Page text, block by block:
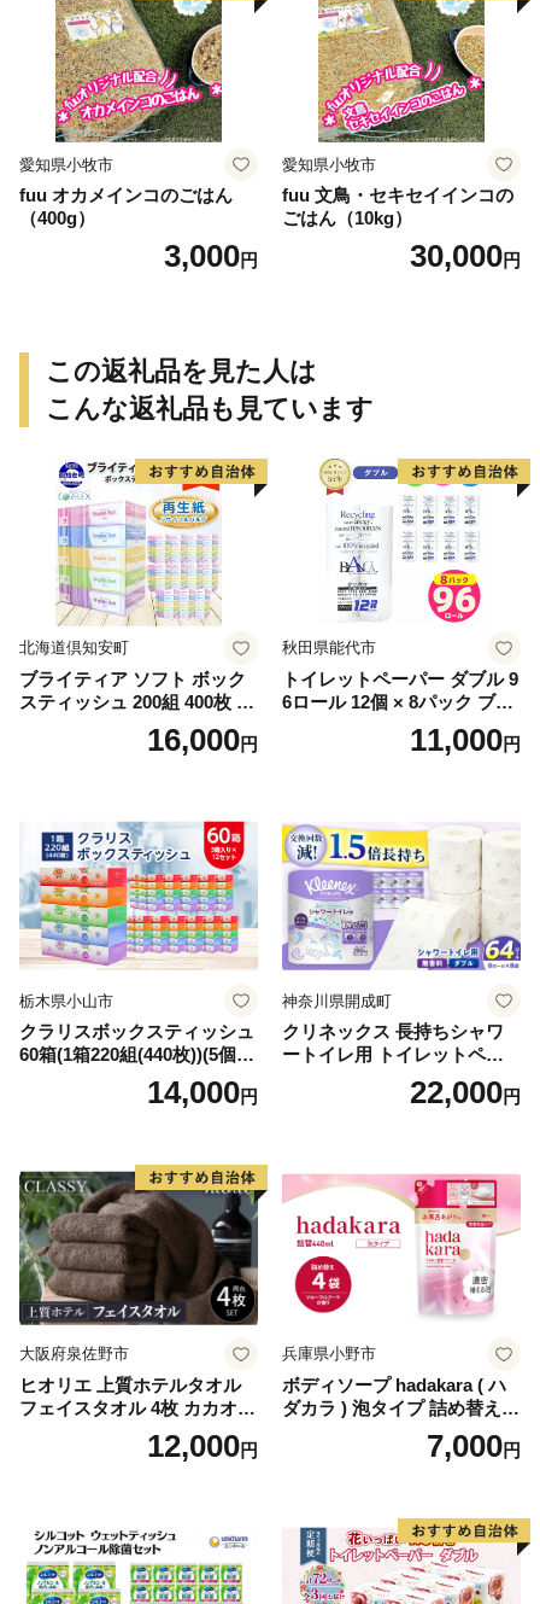
愛知県小牧市
fuu オカメインコのごはん
（400g）
3,000円
愛知県小牧市
fuu 文鳥・セキセイインコの
ごはん（10kg）
30,000円
この返礼品を見た人は
こんな返礼品も見ています
北海道倶知安町
ブライティア ソフト ボック
スティッシュ 200組 400枚 60
箱 日本製 まとめ買い ティッ
シュ リサイクル 長持 防災 常
倶知安町 日用品
16,000円
秋田県能代市
トイレットペーパー ダブル 9
6ロール 12個 × 8パック ブラ
ンカ 再生紙 100％ 芯あり 日
用品 消耗品 無香料 生活用品
11,000円
栃木県小山市
クラリスボックスティッシュ
60箱(1箱220組(440枚))(5個入
り×12セット)【1256759】
14,000円
神奈川県開成町
クリネックス 長持ちシャワ
ートイレ用 トイレットペー
パー（ダブル）64ロール(8ロ
ール×8パック) 開成町 トイレ
蓄 防災 エコ 消耗品 生活雑貨
生活用品 無香料 トイレット
ペーパー ダブル といれっと
ぺーぱー トイレ クレシア ト
イレットペーパー [BDBH002
-1]
22,000円
大阪府泉佐野市
ヒオリエ 上質ホテルタオル
フェイスタオル 4枚 カカオ
【タオル 泉州タオル 吸水 普
段使い 無地 シンプル 日用品
12,000円
兵庫県小野市
ボディソープ hadakara ( ハ
ダカラ ) 泡タイプ 詰め替え 4
40ml×4袋 ボディーソープ 泡
ボディソープ 泡 日用品 消耗
泡石鹸 石鹸 兵庫 兵庫県 小野
7,000円